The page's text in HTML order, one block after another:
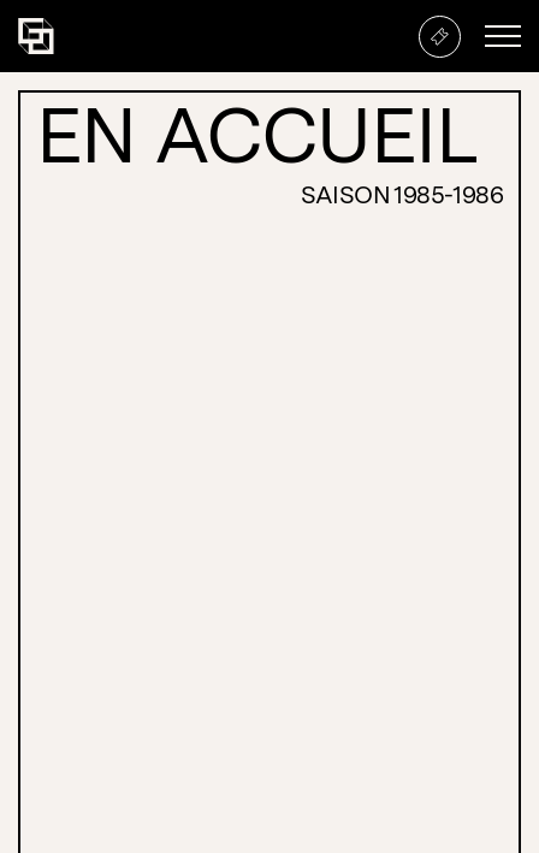
En accueil
EN ACCUEIL
SAISON 1985-1986